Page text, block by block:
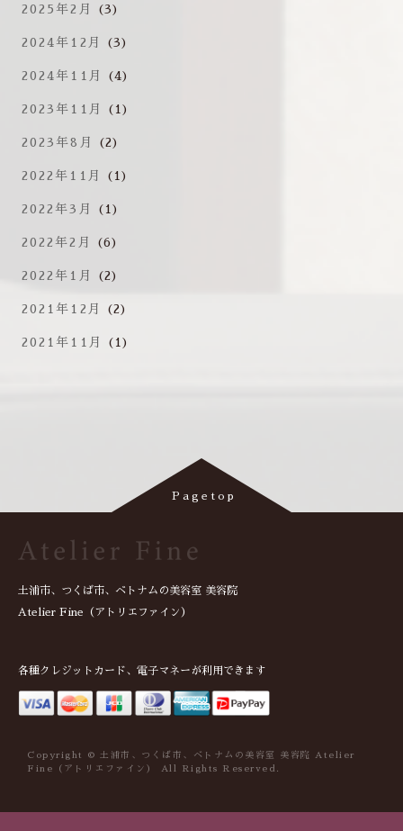
2025年2月 (3)
2024年12月 (3)
2024年11月 (4)
2023年11月 (1)
2023年8月 (2)
2022年11月 (1)
2022年3月 (1)
2022年2月 (6)
2022年1月 (2)
2021年12月 (2)
2021年11月 (1)
土浦市、つくば市、ベトナムの美容室 美容院
Atelier Fine（アトリエファイン）
各種クレジットカード、電子マネーが利用できます
Copyright © 土浦市、つくば市、ベトナムの美容室 美容院 Atelier
Fine（アトリエファイン） All Rights Reserved.